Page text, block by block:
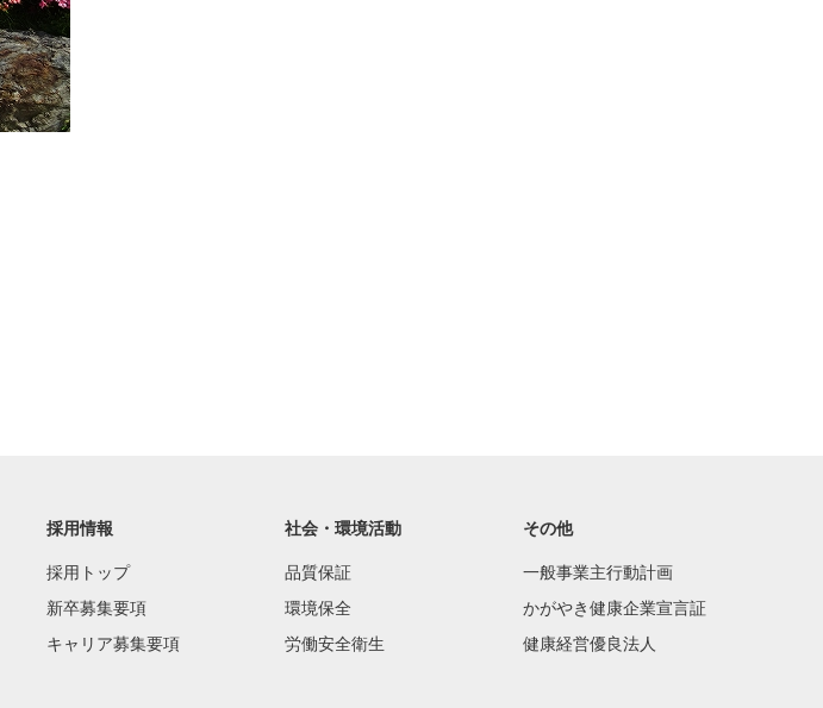
採用情報
採用トップ
新卒募集要項
キャリア募集要項
社会・環境活動
品質保証
環境保全
労働安全衛生
その他
一般事業主行動計画
かがやき健康企業宣言証
健康経営優良法人